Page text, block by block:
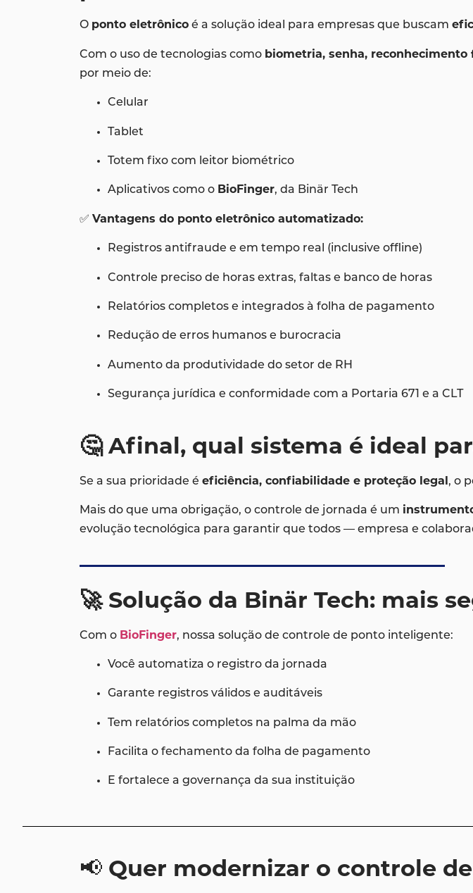
O ponto eletrônico é a solução ideal para empresas que buscam
Com o uso de tecnologias como biometria, senha, reconhecimento
por meio de:
Celular
Tablet
Totem fixo com leitor biométrico
Aplicativos como o BioFinger, da Binär Tech
✅ Vantagens do ponto eletrônico automatizado:
Registros antifraude e em tempo real (inclusive offline)
Controle preciso de horas extras, faltas e banco de horas
Relatórios completos e integrados à folha de pagamento
Redução de erros humanos e burocracia
Aumento da produtividade do setor de RH
Segurança jurídica e conformidade com a Portaria 671 e a CLT
🤔 Afinal, qual sistema é ideal
Se a sua prioridade é eficiência, confiabilidade e proteção legal , o
Mais do que uma obrigação, o controle de jornada é um
evolução tecnológica para garantir que todos — empresa e
🚀 Solução da Binär Tech: mais
Com o BioFinger, nossa solução de controle de ponto inteligente:
Você automatiza o registro da jornada
Garante registros válidos e auditáveis
Tem relatórios completos na palma da mão
Facilita o fechamento da folha de pagamento
E fortalece a governança da sua instituição
📢 Quer modernizar o controle